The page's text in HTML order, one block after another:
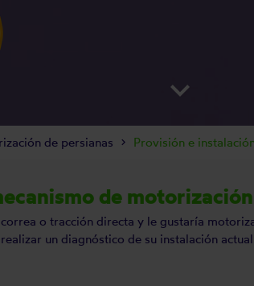
keyboard_arrow_down
de
o tracción directa y le gustaría
un diagnóstico de su instalación
de persianas Provisión e